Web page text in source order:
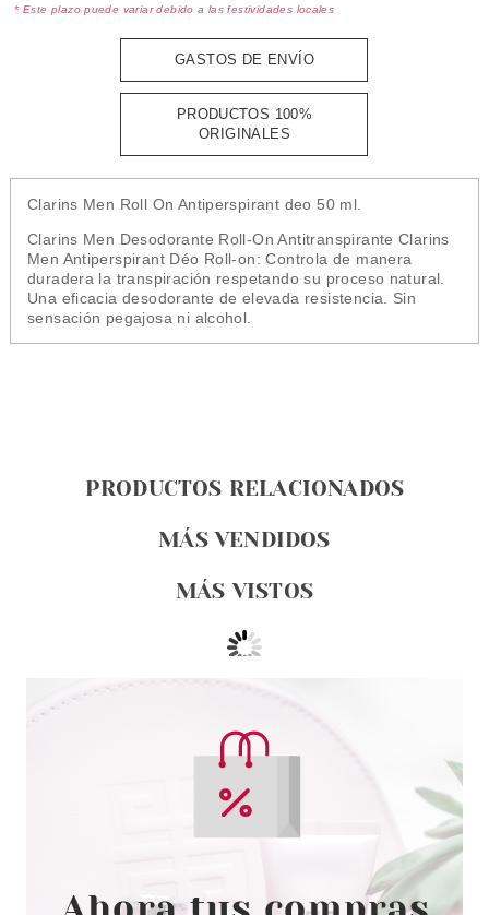
* Este plazo puede variar debido a las festividades locales
GASTOS DE ENVÍO
PRODUCTOS 100%
ORIGINALES
Clarins Men Roll On Antiperspirant deo 50 ml.
Clarins Men Desodorante Roll-On Antitranspirante Clarins
Men Antiperspirant Déo Roll-on: Controla de manera
duradera la transpiración respetando su proceso natural.
Una eficacia desodorante de elevada resistencia. Sin
sensación pegajosa ni alcohol.
PRODUCTOS RELACIONADOS
MÁS VENDIDOS
MÁS VISTOS
CLARINS